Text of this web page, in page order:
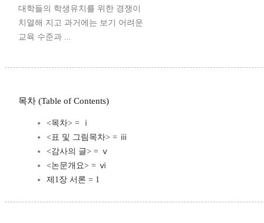
대학들의 학생유치를 위한 경쟁이
치열해 지고 과거에는 보기 어려운
교육 수준과 ...
목차 (Table of Contents)
<목차> = ⅰ
<표 및 그림목차> = ⅲ
<감사의 글> = ⅴ
<논문개요> = ⅵ
제1장 서론 = 1